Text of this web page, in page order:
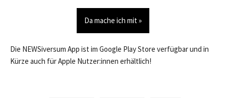
Da mache ich mit »
Die NEWSiversum App ist im Google Play Store verfügbar und in
Kürze auch für Apple Nutzer:innen erhältlich!